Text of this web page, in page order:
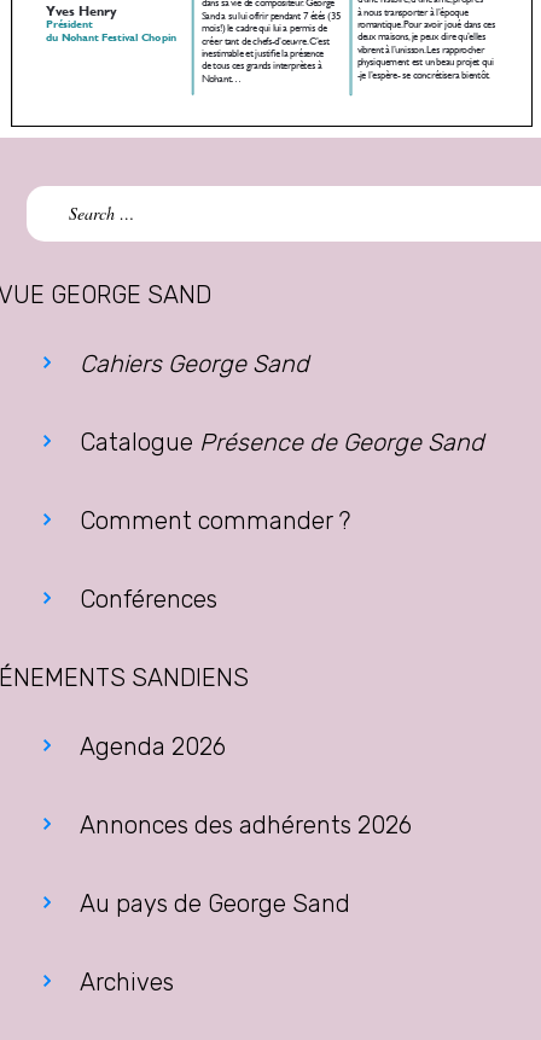
Search
for:
GEORGE SAND
Cahiers George Sand
Catalogue Présence de George Sand
Comment commander ?
Conférences
SANDIENS
Agenda 2026
Annonces des adhérents 2026
Au pays de George Sand
Archives